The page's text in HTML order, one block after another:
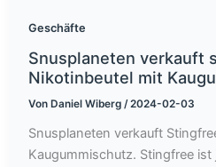
Geschäfte
Snusplaneten verkauft
Nikotinbeutel mit
Von Daniel Wiberg /2024-02-03
Snusplaneten verkauft
Kaugummischutz. Stingfree